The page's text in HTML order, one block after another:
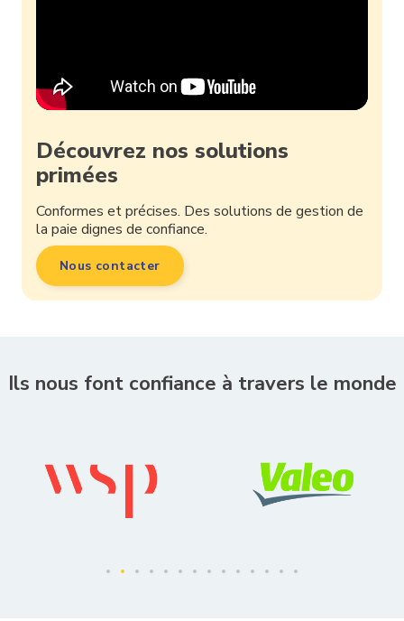
Découvrez nos solutions
primées
Conformes et précises. Des solutions de gestion de
la paie dignes de confiance.
Nous contacter
Ils nous font confiance à travers le monde